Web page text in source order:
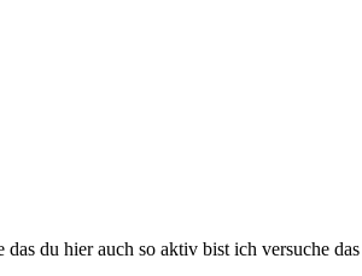
du hier auch so aktiv bist ich versuche